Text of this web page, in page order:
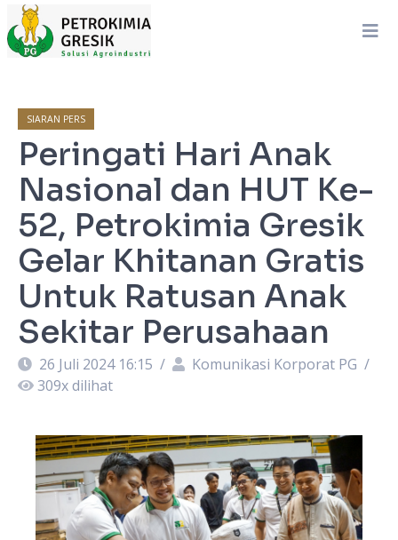
SIARAN PERS
Peringati Hari Anak
Nasional dan HUT Ke-
52, Petrokimia Gresik
Gelar Khitanan Gratis
Untuk Ratusan Anak
Sekitar Perusahaan
26 Juli 2024 16:15 / Komunikasi Korporat PG /
309x dilihat